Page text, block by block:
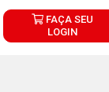
FAÇA SEU
LOGIN